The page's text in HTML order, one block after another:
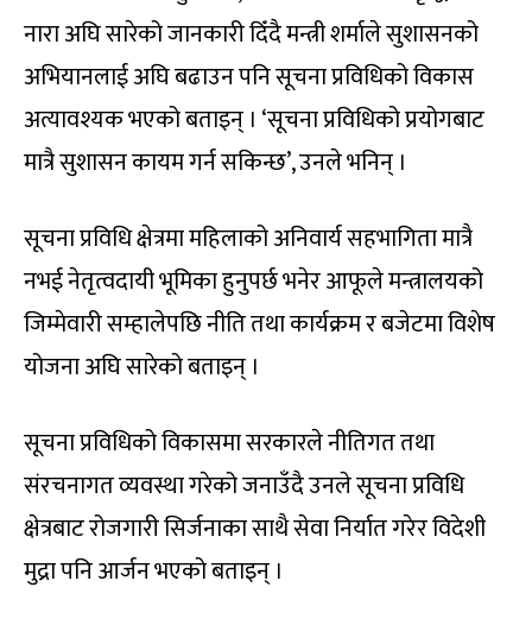
नारा अघि सारेको जानकारी दिँदै मन्त्री शर्माले सुशासनको
अभियानलाई अघि बढाउन पनि सूचना प्रविधिको विकास
अत्यावश्यक भएको बताइन् । ‘सूचना प्रविधिको प्रयोगबाट
मात्रै सुशासन कायम गर्न सकिन्छ’, उनले भनिन् ।
सूचना प्रविधि क्षेत्रमा महिलाको अनिवार्य सहभागिता मात्रै
नभई नेतृत्वदायी भूमिका हुनुपर्छ भनेर आफूले मन्त्रालयको
जिम्मेवारी सम्हालेपछि नीति तथा कार्यक्रम र बजेटमा विशेष
योजना अघि सारेको बताइन् ।
सूचना प्रविधिको विकासमा सरकारले नीतिगत तथा
संरचनागत व्यवस्था गरेको जनाउँदै उनले सूचना प्रविधि
क्षेत्रबाट रोजगारी सिर्जनाका साथै सेवा निर्यात गरेर विदेशी
मुद्रा पनि आर्जन भएको बताइन् ।